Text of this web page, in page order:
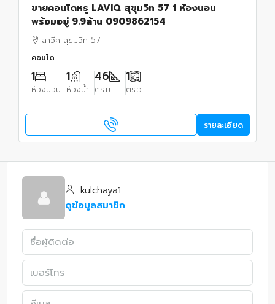
ขายคอนโดหรู LAVIQ สุขุมวิท 57 1 ห้องนอน
พร้อมอยู่ 9.9ล้าน 0909862154
ลาวีค สุขุมวิท 57
คอนโด
1
ห้องนอน
1
ห้องน้ำ
46
ตร.ม.
1
ตร.ว.
รายละเอียด
kulchaya1
ดูข้อมูลสมาชิก